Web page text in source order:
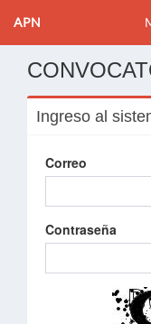
APN
Ingreso al
Correo
Contraseña